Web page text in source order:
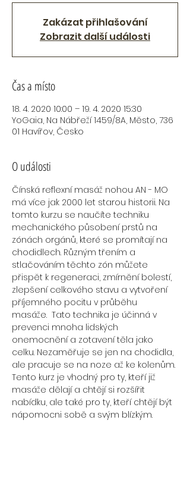
Zakázat přihlašování
Zobrazit další události
Čas a místo
18. 4. 2020 10:00 – 19. 4. 2020 15:30
YoGaia, Na Nábřeží 1459/8A, Město, 736
01 Havířov, Česko
O události
Čínská reflexní masáž nohou AN - MO
má více jak 2000 let starou historii. Na
tomto kurzu se naučíte techniku
mechanického působení prstů na
zónách orgánů, které se promítají na
chodidlech. Různým třením a
stlačováním těchto zón můžete
přispět k regeneraci, zmírnění bolestí,
zlepšení celkového stavu a vytvoření
příjemného pocitu v průběhu
masáže.  Tato technika je účinná v
prevenci mnoha lidských
onemocnění a zotavení těla jako
celku. Nezaměřuje se jen na chodidla,
ale pracuje se na noze až ke kolenům.
Tento kurz je vhodný pro ty, kteří již
masáže dělají a chtějí si rozšířit
nabídku, ale také pro ty, kteří chtějí být
nápomocni sobě a svým blízkým.